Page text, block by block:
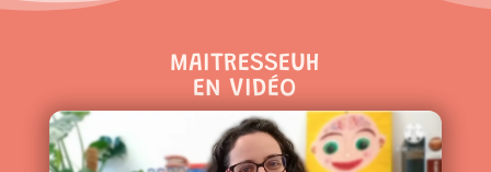
MAITRESSEUH
EN VIDÉO